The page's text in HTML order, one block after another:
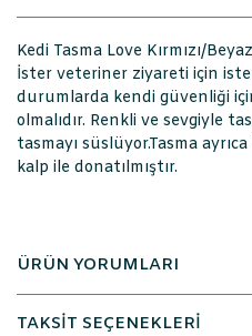
Kedi Tasma Love Kırmızı/Beyaz
İster veteriner ziyareti için
durumlarda kendi güvenliği
olmalıdır. Renkli ve sevgiyle
tasmayı süslüyor.Tasma
kalp ile donatılmıştır.
ÜRÜN YORUMLARI
TAKSİT SEÇENEKLERİ